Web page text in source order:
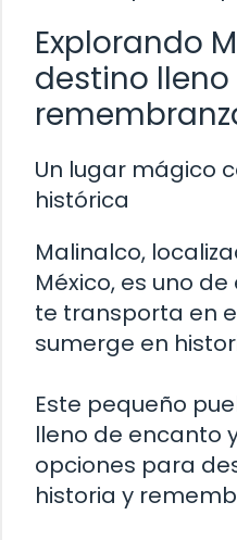
Explorando
destino
Un lugar mágico
histórica
Malinalco,
México, es uno
te transporta en
sumerge en
Este pequeño
lleno de encanto
opciones para
historia y